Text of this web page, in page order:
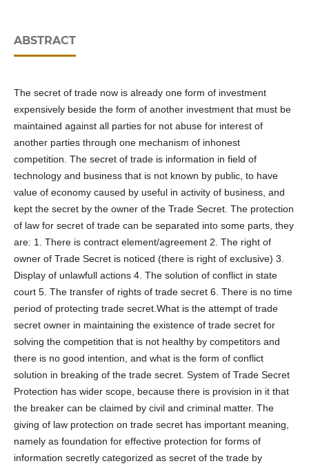
ABSTRACT
The secret of trade now is already one form of investment
expensively beside the form of another investment that must be
maintained against all parties for not abuse for interest of
another parties through one mechanism of inhonest
competition. The secret of trade is information in field of
technology and business that is not known by public, to have
value of economy caused by useful in activity of business, and
kept the secret by the owner of the Trade Secret. The protection
of law for secret of trade can be separated into some parts, they
are: 1. There is contract element/agreement 2. The right of
owner of Trade Secret is noticed (there is right of exclusive) 3.
Display of unlawfull actions 4. The solution of conflict in state
court 5. The transfer of rights of trade secret 6. There is no time
period of protecting trade secret.What is the attempt of trade
secret owner in maintaining the existence of trade secret for
solving the competition that is not healthy by competitors and
there is no good intention, and what is the form of conflict
solution in breaking of the trade secret. System of Trade Secret
Protection has wider scope, because there is provision in it that
the breaker can be claimed by civil and criminal matter. The
giving of law protection on trade secret has important meaning,
namely as foundation for effective protection for forms of
information secretly categorized as secret of the trade by